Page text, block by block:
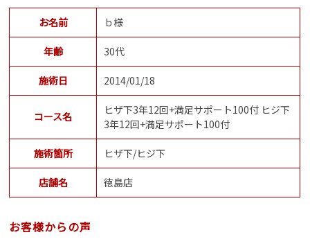
お名前 ｂ様
年齢 30代
施術日 2014/01/18
コース名
ヒザ下3年12回+満足サポート100付 ヒジ下
3年12回+満足サポート100付
施術箇所 ヒザ下/ヒジ下
店舗名 徳島店
お客様からの声